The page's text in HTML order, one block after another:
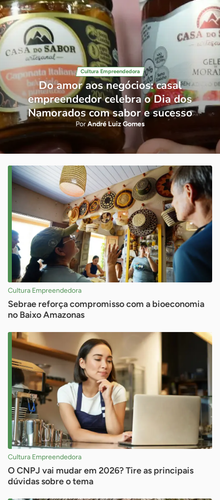
Cultura Empreendedora
Do amor aos negócios: casal
empreendedor celebra o Dia dos
Namorados com sabor e sucesso
PorAndré Luiz Gomes
Cultura Empreendedora
Sebrae reforça compromisso com a bioeconomia
no Baixo Amazonas
Cultura Empreendedora
O CNPJ vai mudar em 2026? Tire as principais
dúvidas sobre o tema